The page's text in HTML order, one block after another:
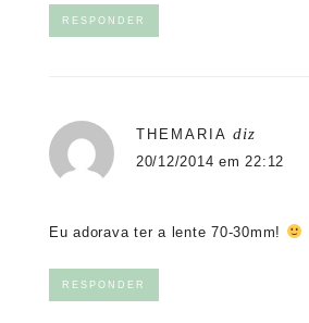
RESPONDER
THEMARIA diz
20/12/2014 em 22:12
Eu adorava ter a lente 70-30mm!
RESPONDER